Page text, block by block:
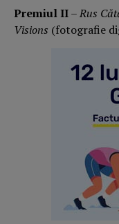
Premiul II–Rus
Visions (fotografie